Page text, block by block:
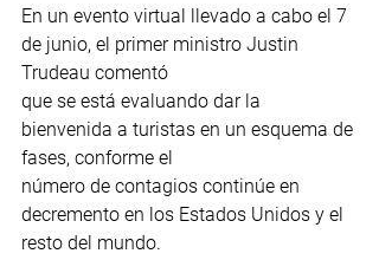
En un evento virtual llevado a cabo el 7
de junio, el primer ministro Justin
Trudeau comentó
que se está evaluando dar la
bienvenida a turistas en un esquema de
fases, conforme el
número de contagios continúe en
decremento en los Estados Unidos y el
resto del mundo.